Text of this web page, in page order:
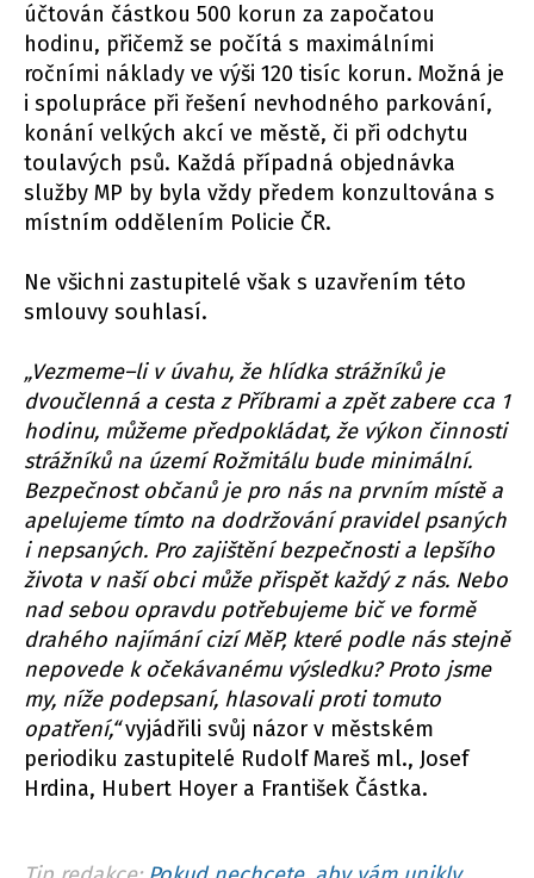
účtován částkou 500 korun za započatou
hodinu, přičemž se počítá s maximálními
ročními náklady ve výši 120 tisíc korun. Možná je
i spolupráce při řešení nevhodného parkování,
konání velkých akcí ve městě, či při odchytu
toulavých psů. Každá případná objednávka
služby MP by byla vždy předem konzultována s
místním oddělením Policie ČR.
Ne všichni zastupitelé však s uzavřením této
smlouvy souhlasí.
„Vezmeme–li v úvahu, že hlídka strážníků je
dvoučlenná a cesta z Příbrami a zpět zabere cca 1
hodinu, můžeme předpokládat, že výkon činnosti
strážníků na území Rožmitálu bude minimální.
Bezpečnost občanů je pro nás na prvním místě a
apelujeme tímto na dodržování pravidel psaných
i nepsaných. Pro zajištění bezpečnosti a lepšího
života v naší obci může přispět každý z nás. Nebo
nad sebou opravdu potřebujeme bič ve formě
drahého najímání cizí MěP, které podle nás stejně
nepovede k očekávanému výsledku? Proto jsme
my, níže podepsaní, hlasovali proti tomuto
opatření,“vyjádřili svůj názor v městském
periodiku zastupitelé Rudolf Mareš ml., Josef
Hrdina, Hubert Hoyer a František Částka.